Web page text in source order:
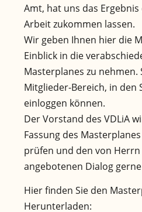
Amt, hat uns das
Arbeit zukommen lassen.
Wir geben Ihnen hier die
Einblick in die
Masterplanes zu nehmen.
Mitglieder-Bereich, in den
einloggen können.
Der Vorstand des VDLiA
Fassung des
prüfen und den von Herrn
angebotenen Dialog
Hier finden Sie den
Herunterladen: